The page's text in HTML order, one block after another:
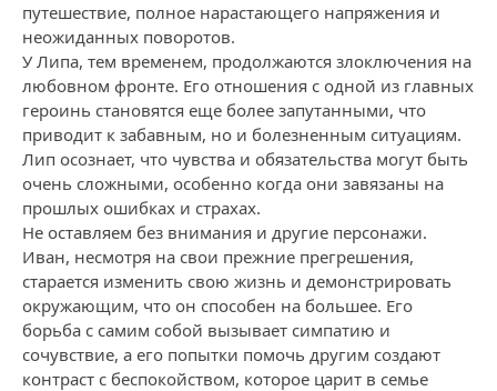
путешествие, полное нарастающего напряжения и
неожиданных поворотов.
У Липа, тем временем, продолжаются злоключения на
любовном фронте. Его отношения с одной из главных
героинь становятся еще более запутанными, что
приводит к забавным, но и болезненным ситуациям.
Лип осознает, что чувства и обязательства могут быть
очень сложными, особенно когда они завязаны на
прошлых ошибках и страхах.
Не оставляем без внимания и другие персонажи.
Иван, несмотря на свои прежние прегрешения,
старается изменить свою жизнь и демонстрировать
окружающим, что он способен на большее. Его
борьба с самим собой вызывает симпатию и
сочувствие, а его попытки помочь другим создают
контраст с беспокойством, которое царит в семье